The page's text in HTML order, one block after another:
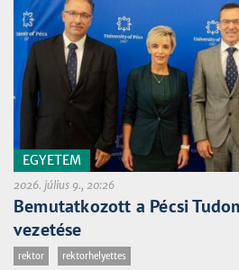
EGYETEM
2026. július 9., 20:26
Bemutatkozott a Pécsi
vezetése
rektor rektorhelyettes